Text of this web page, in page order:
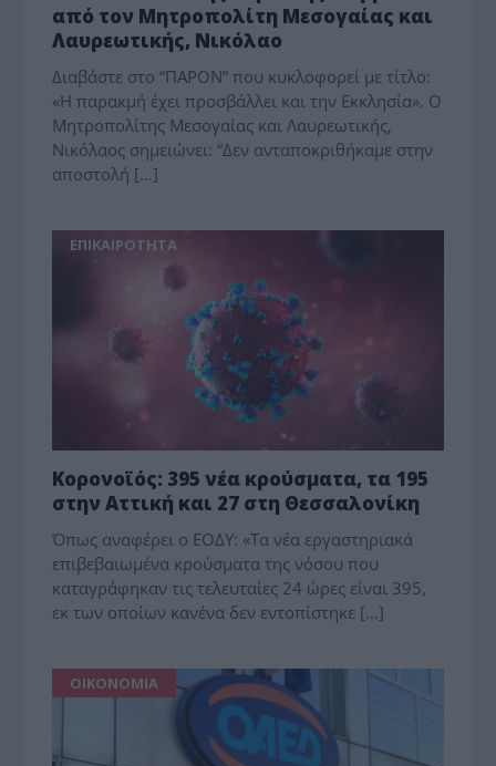
από τον Μητροπολίτη Μεσογαίας και
Λαυρεωτικής, Νικόλαο
Διαβάστε στο “ΠΑΡΟΝ” που κυκλοφορεί με τίτλο:
«Η παρακμή έχει προσβάλλει και την Εκκλησία». Ο
Μητροπολίτης Μεσογαίας και Λαυρεωτικής,
Νικόλαος σημειώνει: “Δεν ανταποκριθήκαμε στην
αποστολή […]
ΕΠΙΚΑΙΡΟΤΗΤΑ
Κορονοϊός: 395 νέα κρούσματα, τα 195
στην Αττική και 27 στη Θεσσαλονίκη
Όπως αναφέρει ο ΕΟΔΥ: «Τα νέα εργαστηριακά
επιβεβαιωμένα κρούσματα της νόσου που
καταγράφηκαν τις τελευταίες 24 ώρες είναι 395,
εκ των οποίων κανένα δεν εντοπίστηκε […]
ΟΙΚΟΝΟΜΙΑ